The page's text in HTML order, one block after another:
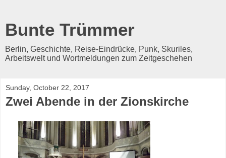
Bunte Trümmer
Berlin, Geschichte, Reise-Eindrücke, Punk, Skuriles,
Arbeitswelt und Wortmeldungen zum Zeitgeschehen
Sunday, October 22, 2017
Zwei Abende in der Zionskirche